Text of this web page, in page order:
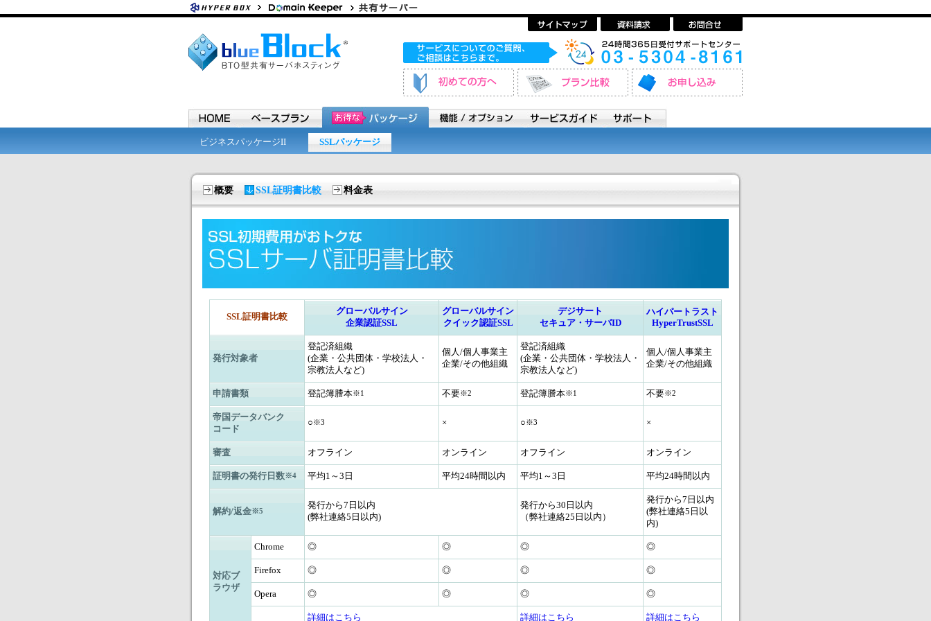
ビジネスパッケージII SSLパッケージ
概要 SSL証明書比較 料金表
SSL証明書比較
グローバルサイン
企業認証SSL
グローバルサイン
クイック認証SSL
デジサート
セキュア・サーバID
ハイパートラスト
HyperTrustSSL
発行対象者
登記済組織
(企業・公共団体・学校法人・
宗教法人など)
個人/個人事業主
企業/その他組織
登記済組織
(企業・公共団体・学校法人・
宗教法人など)
個人/個人事業主
企業/その他組織
申請書類 登記簿謄本※1 不要※2 登記簿謄本※1 不要※2
帝国データバンク
コード
○※3 × ○※3 ×
審査 オフライン オンライン オフライン オンライン
証明書の発行日数※4 平均1～3日 平均24時間以内 平均1～3日 平均24時間以内
解約/返金※5
発行から7日以内
(弊社連絡5日以内)
発行から30日以内
（弊社連絡25日以内）
発行から7日以内
(弊社連絡5日以
内)
対応ブ
ラウザ
Chrome ◎ ◎ ◎ ◎
Firefox ◎ ◎ ◎ ◎
Opera ◎ ◎ ◎ ◎
詳細はこちら 詳細はこちら 詳細はこちら